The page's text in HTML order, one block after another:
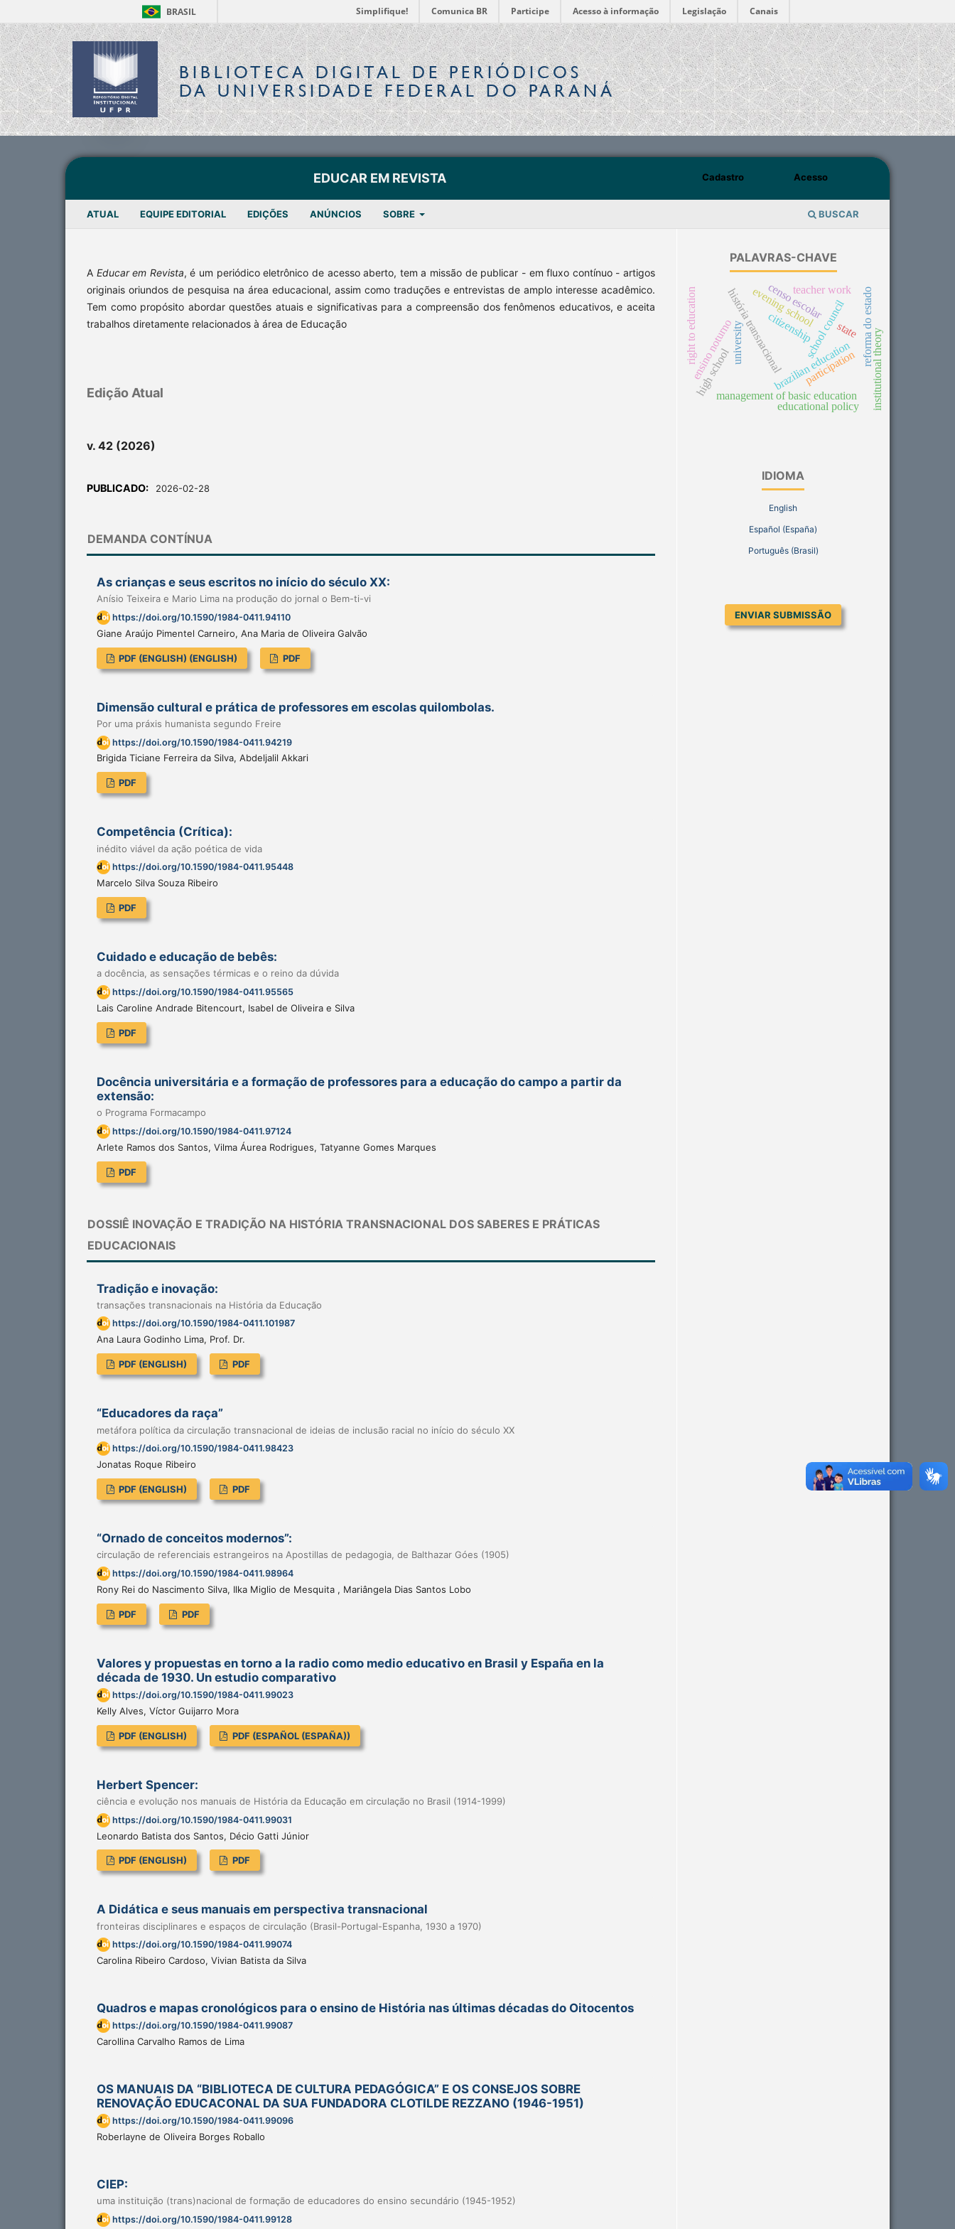
BRASIL Simplifique! Comunica BR Participe Acesso à informação Legislação Canais
BIBLIOTECA DIGITALDE PERIÓDICOS
DA UNIVERSIDADE FEDERAL DO PARANÁ
EDUCAR EM REVISTA
ATUAL EQUIPE EDITORIAL EDIÇÕES ANÚNCIOS SOBRE BUSCAR
Cadastro Acesso
A Educar em Revista, é um periódico eletrônico de acesso aberto, tem a missão de publicar - em fluxo contínuo - artigos
originais oriundos de pesquisa na área educacional, assim como traduções e entrevistas de amplo interesse acadêmico.
Tem como propósito abordar questões atuais e significativas para a compreensão dos fenômenos educativos, e aceita
trabalhos diretamente relacionados à área de Educação
Edição Atual
v. 42 (2026)
PUBLICADO: 2026-02-28
DEMANDA CONTÍNUA
As crianças e seus escritos no início do século XX:
Anísio Teixeira e Mario Lima na produção do jornal o Bem-ti-vi
https://doi.org/10.1590/1984-0411.94110
Giane Araújo Pimentel Carneiro, Ana Maria de Oliveira Galvão
PDF (ENGLISH) (ENGLISH) PDF
Dimensão cultural e prática de professores em escolas quilombolas.
Por uma práxis humanista segundo Freire
https://doi.org/10.1590/1984-0411.94219
Brigida Ticiane Ferreira da Silva, Abdeljalil Akkari
PDF
Competência (Crítica):
inédito viável da ação poética de vida
https://doi.org/10.1590/1984-0411.95448
Marcelo Silva Souza Ribeiro
PDF
Cuidado e educação de bebês:
a docência, as sensações térmicas e o reino da dúvida
https://doi.org/10.1590/1984-0411.95565
Lais Caroline Andrade Bitencourt, Isabel de Oliveira e Silva
PDF
Docência universitária e a formação de professores para a educação do campo a partir da
extensão:
o Programa Formacampo
https://doi.org/10.1590/1984-0411.97124
Arlete Ramos dos Santos, Vilma Áurea Rodrigues, Tatyanne Gomes Marques
PDF
DOSSIÊ INOVAÇÃO E TRADIÇÃO NA HISTÓRIA TRANSNACIONAL DOS SABERES E PRÁTICAS
EDUCACIONAIS
Tradição e inovação:
transações transnacionais na História da Educação
https://doi.org/10.1590/1984-0411.101987
Ana Laura Godinho Lima, Prof. Dr.
PDF (ENGLISH) PDF
“Educadores da raça”
metáfora política da circulação transnacional de ideias de inclusão racial no início do século XX
https://doi.org/10.1590/1984-0411.98423
Jonatas Roque Ribeiro
PDF (ENGLISH) PDF
“Ornado de conceitos modernos”:
circulação de referenciais estrangeiros na Apostillas de pedagogia, de Balthazar Góes (1905)
https://doi.org/10.1590/1984-0411.98964
Rony Rei do Nascimento Silva, Ilka Miglio de Mesquita , Mariângela Dias Santos Lobo
PDF PDF
Valores y propuestas en torno a la radio como medio educativo en Brasil y España en la
década de 1930. Un estudio comparativo
https://doi.org/10.1590/1984-0411.99023
Kelly Alves, Víctor Guijarro Mora
PDF (ENGLISH) PDF (ESPAÑOL (ESPAÑA))
Herbert Spencer:
ciência e evolução nos manuais de História da Educação em circulação no Brasil (1914-1999)
https://doi.org/10.1590/1984-0411.99031
Leonardo Batista dos Santos, Décio Gatti Júnior
PDF (ENGLISH) PDF
A Didática e seus manuais em perspectiva transnacional
fronteiras disciplinares e espaços de circulação (Brasil-Portugal-Espanha, 1930 a 1970)
https://doi.org/10.1590/1984-0411.99074
Carolina Ribeiro Cardoso, Vivian Batista da Silva
Quadros e mapas cronológicos para o ensino de História nas últimas décadas do Oitocentos
https://doi.org/10.1590/1984-0411.99087
Carollina Carvalho Ramos de Lima
OS MANUAIS DA “BIBLIOTECA DE CULTURA PEDAGÓGICA” E OS CONSEJOS SOBRE
RENOVAÇÃO EDUCACONAL DA SUA FUNDADORA CLOTILDE REZZANO (1946-1951)
https://doi.org/10.1590/1984-0411.99096
Roberlayne de Oliveira Borges Roballo
CIEP:
uma instituição (trans)nacional de formação de educadores do ensino secundário (1945-1952)
https://doi.org/10.1590/1984-0411.99128
PALAVRAS-CHAVE
história transnacionalbrazilian education
management of basic education
school council
citizenship
participation
reforma do estado
institutional theory
university
educational policy
ensino noturno
high school
evening school
right to education censo escolar
teacher work
state
IDIOMA
English
Español (España)
Português (Brasil)
ENVIAR SUBMISSÃO